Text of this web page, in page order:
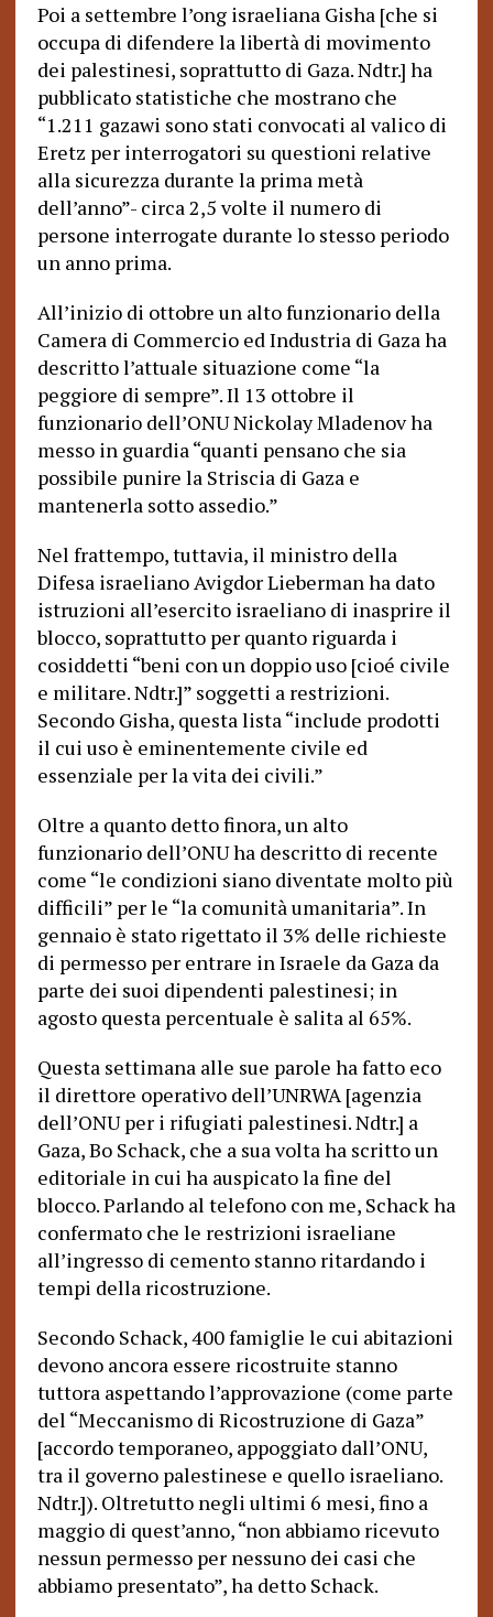
Poi a settembre l’ong israeliana Gisha [che si
occupa di difendere la libertà di movimento
dei palestinesi, soprattutto di Gaza. Ndtr.] ha
pubblicato statistiche che mostrano che
“1.211 gazawi sono stati convocati al valico di
Eretz per interrogatori su questioni relative
alla sicurezza durante la prima metà
dell’anno”- circa 2,5 volte il numero di
persone interrogate durante lo stesso periodo
un anno prima.
All’inizio di ottobre un alto funzionario della
Camera di Commercio ed Industria di Gaza ha
descritto l’attuale situazione come “la
peggiore di sempre”. Il 13 ottobre il
funzionario dell’ONU Nickolay Mladenov ha
messo in guardia “quanti pensano che sia
possibile punire la Striscia di Gaza e
mantenerla sotto assedio.”
Nel frattempo, tuttavia, il ministro della
Difesa israeliano Avigdor Lieberman ha dato
istruzioni all’esercito israeliano di inasprire il
blocco, soprattutto per quanto riguarda i
cosiddetti “beni con un doppio uso [cioé civile
e militare. Ndtr.]” soggetti a restrizioni.
Secondo Gisha, questa lista “include prodotti
il cui uso è eminentemente civile ed
essenziale per la vita dei civili.”
Oltre a quanto detto finora, un alto
funzionario dell’ONU ha descritto di recente
come “le condizioni siano diventate molto più
difficili” per le “la comunità umanitaria”. In
gennaio è stato rigettato il 3% delle richieste
di permesso per entrare in Israele da Gaza da
parte dei suoi dipendenti palestinesi; in
agosto questa percentuale è salita al 65%.
Questa settimana alle sue parole ha fatto eco
il direttore operativo dell’UNRWA [agenzia
dell’ONU per i rifugiati palestinesi. Ndtr.] a
Gaza, Bo Schack, che a sua volta ha scritto un
editoriale in cui ha auspicato la fine del
blocco. Parlando al telefono con me, Schack ha
confermato che le restrizioni israeliane
all’ingresso di cemento stanno ritardando i
tempi della ricostruzione.
Secondo Schack, 400 famiglie le cui abitazioni
devono ancora essere ricostruite stanno
tuttora aspettando l’approvazione (come parte
del “Meccanismo di Ricostruzione di Gaza”
[accordo temporaneo, appoggiato dall’ONU,
tra il governo palestinese e quello israeliano.
Ndtr.]). Oltretutto negli ultimi 6 mesi, fino a
maggio di quest’anno, “non abbiamo ricevuto
nessun permesso per nessuno dei casi che
abbiamo presentato”, ha detto Schack.